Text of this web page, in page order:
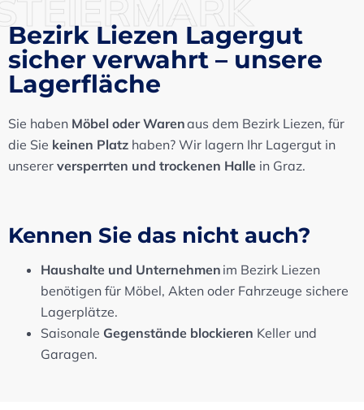
Bezirk Liezen Lagergut
sicher verwahrt – unsere
Lagerfläche
Sie haben Möbel oder Warenaus dem Bezirk Liezen, für
die Sie keinen Platz haben? Wir lagern Ihr Lagergut in
unserer versperrten und trockenen Halle in Graz.
Kennen Sie das nicht auch?
Haushalte und Unternehmen im Bezirk Liezen
benötigen für Möbel, Akten oder Fahrzeuge sichere
Lagerplätze.
Saisonale Gegenstände blockieren Keller und
Garagen.